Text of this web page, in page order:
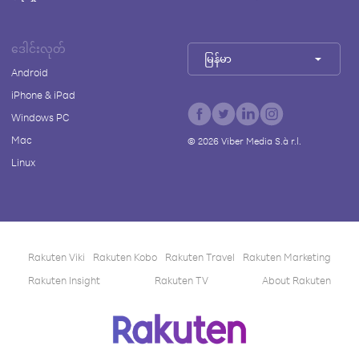
ဒေါင်းလုတ်
Android
iPhone & iPad
Windows PC
Mac
Linux
မြန်မာ
© 2026Viber Media S.à r.l.
Rakuten Viki Rakuten Kobo Rakuten Travel
Rakuten Marketing
Rakuten Insight
Rakuten TV About Rakuten